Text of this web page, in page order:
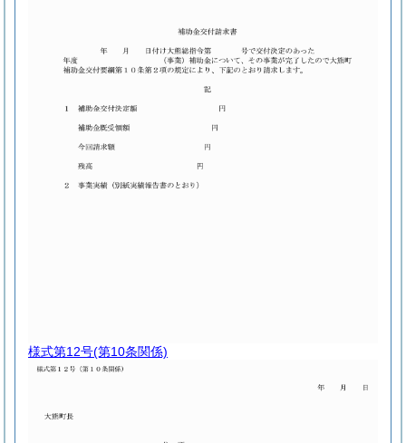
様式第12号(第10条関係)